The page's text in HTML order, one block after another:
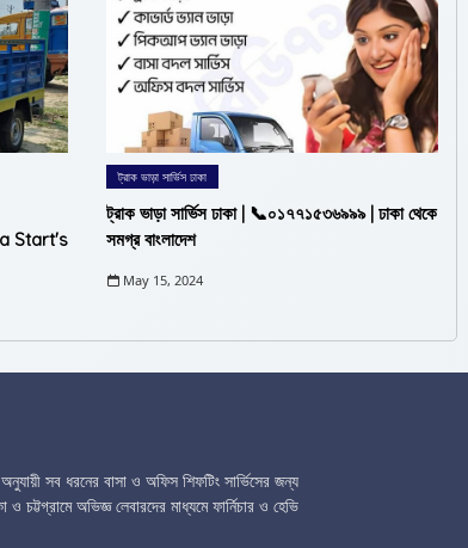
Start's
ট্রাক ভাড়া সার্ভিস ঢাকা
ট্রাক ভাড়া সার্ভিস ঢাকা | 📞০১৭৭১৫৩৬৯৯৯ | ঢাকা থেকে
সমগ্র বাংলাদেশ
May 15, 2024
সব ধরনের বাসা ও অফিস শিফটিং সার্ভিসের জন্য
অভিজ্ঞ লেবারদের মাধ্যমে ফার্নিচার ও হেভি